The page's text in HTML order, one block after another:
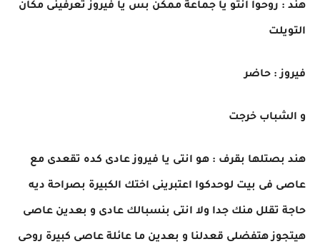
هند : روحوا انتو يا جماعة ممكن بس يا فيروز تعرفينى مكان
التويلت
فيروز : حاضر
و الشباب خرجت
هند بصتلها بقرف : هو انتى يا فيروز عادى كده تقعدى مع
عاصى فى بيت لوحدكوا اعتبرينى اختك الكبيرة بصراحة ديه
حاجة تقلل منك جدا ولا انتى بنسبالك عادى و بعدين عاصى
هيتجوز هتفضلى قعدلنا و بعدين ما عائلة عاصى كبيرة روحى